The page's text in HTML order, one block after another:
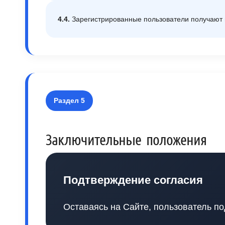
4.4. Зарегистрированные пользователи
Раздел 5
Заключительные положения
Подтверждение согласия
Оставаясь на Сайте, пользователь